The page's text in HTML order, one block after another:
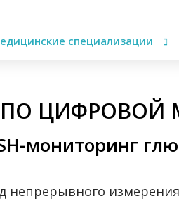
специализации
ЦИФРОВОЙ
мониторинг
непрерывного